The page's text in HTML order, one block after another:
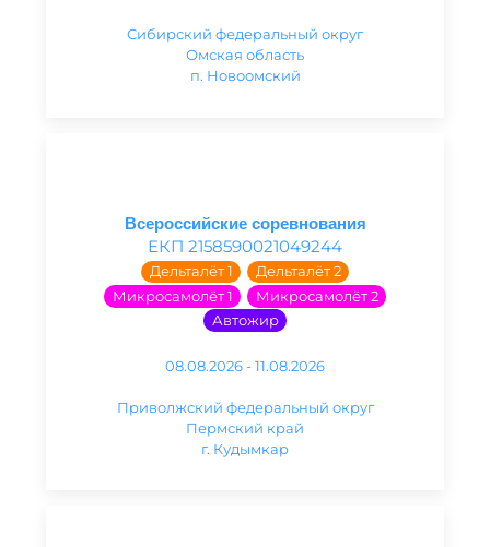
Сибирский федеральный округ
Омская область
п. Новоомский
Всероссийские соревнования
ЕКП 2158590021049244
Дельталёт 1
Дельталёт 2
Микросамолёт 1
Микросамолёт 2
Автожир
08.08.2026 - 11.08.2026
Приволжский федеральный округ
Пермский край
г. Кудымкар